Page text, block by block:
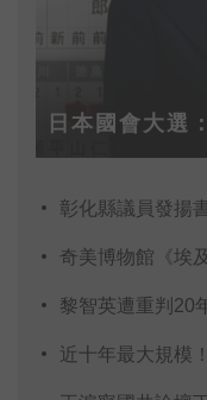
日本國會大選
奇美博物館《埃
黎智英遭重判20
近十年最大規模